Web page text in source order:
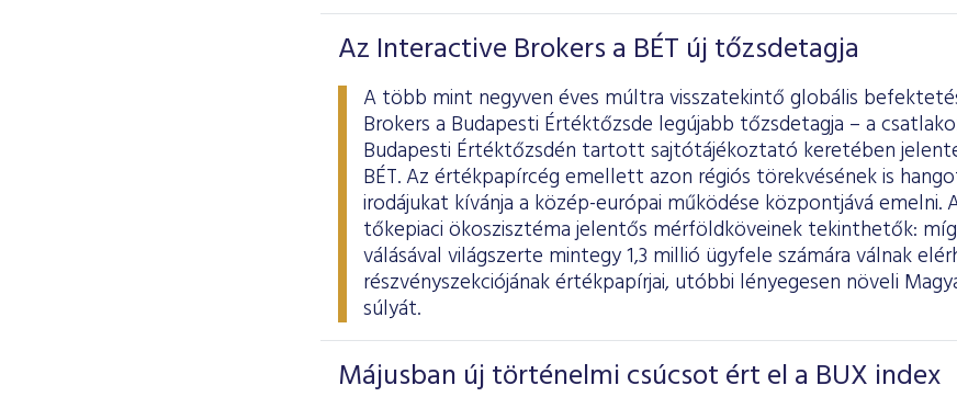
Az Interactive Brokers a BÉT új tőzsdetagja
A több mint negyven éves múltra visszatekintő globális
Brokers a Budapesti Értéktőzsde legújabb tőzsdetagja – a
Budapesti Értéktőzsdén tartott sajtótájékoztató keretében
BÉT. Az értékpapírcég emellett azon régiós törekvésének is
irodájukat kívánja a közép-európai működése központjává emelni.
tőkepiaci ökoszisztéma jelentős mérföldköveinek tekinthetők:
válásával világszerte mintegy 1,3 millió ügyfele számára válnak
részvényszekciójának értékpapírjai, utóbbi lényegesen növeli
súlyát.
Májusban új történelmi csúcsot ért el a BUX index